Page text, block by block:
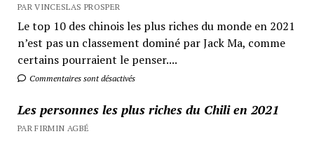
PAR VINCESLAS PROSPER
Le top 10 des chinois les plus riches du monde en 2021
n’est pas un classement dominé par Jack Ma, comme
certains pourraient le penser....
Commentaires sont désactivés
Les personnes les plus riches du Chili en 2021
PAR FIRMIN AGBÉ